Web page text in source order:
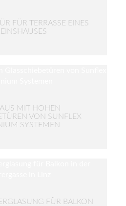
FÜR TERRASSE EINES
MIT HOHEN
VON SUNFLEX
SYSTEMEN
FÜR BALKON